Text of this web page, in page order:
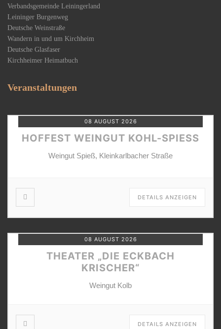
Verbandsgemeinde Leiningerland
Leininger Burgenweg
Deutsche Weinstraße
Wandern in und um Kirchheim
Deutsche Glasfaser
Kirchheimer Heimatbuch
Veranstaltungen
08 AUGUST 2026
HOFFEST WEINGUT KOHL-SPIESS
Weingut Spieß, Kleinkarlbacher Straße
DETAILS ANZEIGEN
08 AUGUST 2026
THEATER „DIE ECKBACH
KRISCHER“
Weingut Kolb
DETAILS ANZEIGEN